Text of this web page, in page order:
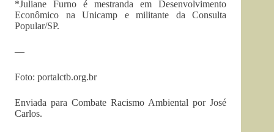
*Juliane Furno é mestranda em Desenvolvimento
Econômico na Unicamp e militante da Consulta
Popular/SP.
—
Foto: portalctb.org.br
Enviada para Combate Racismo Ambiental por José
Carlos.